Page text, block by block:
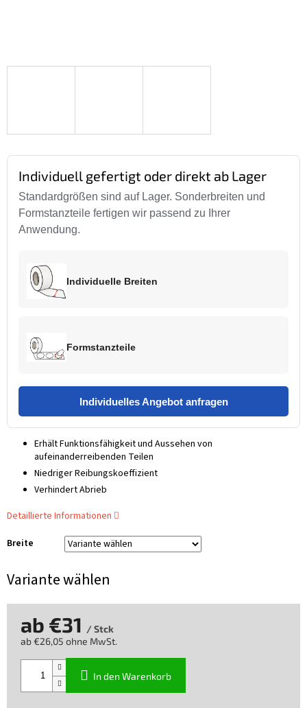
Variante wählen
Breite
Individuell gefertigt oder direkt ab Lager
Standardgrößen sind auf Lager. Sonderbreiten und
Formstanzteile fertigen wir passend zu Ihrer
Anwendung.
Individuelle Breiten
Formstanzteile
Individuelles Angebot anfragen
Erhält Funktionsfähigkeit und Aussehen von
aufeinanderreibenden Teilen
Niedriger Reibungskoeffizient
Verhindert Abrieb
Detaillierte Informationen
ab €31 / Stck
ab€26,05 ohne MwSt.
In den Warenkorb